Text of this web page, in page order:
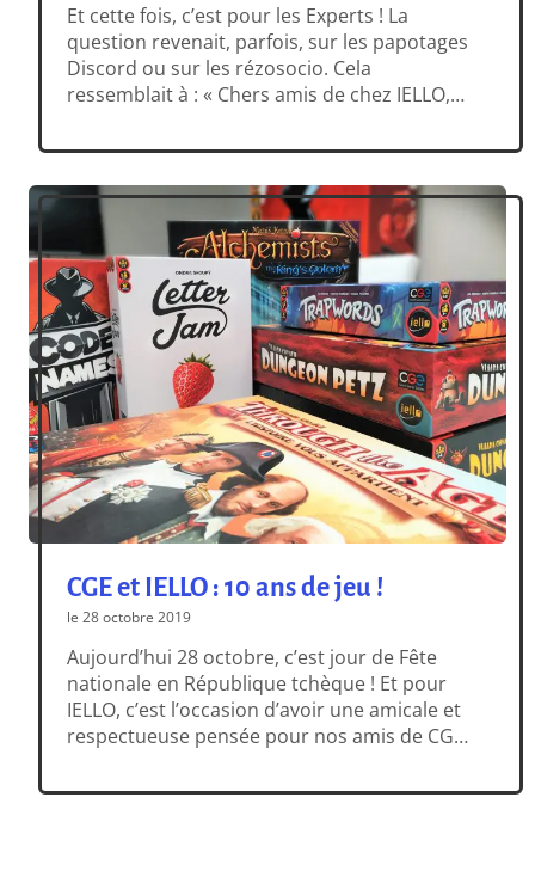
Et cette fois, c’est pour les Experts ! La
question revenait, parfois, sur les papotages
Discord ou sur les rézosocio. Cela
ressemblait à : « Chers amis de chez IELLO,
Space Alert. Je demande pour une amie »
plus : Space […]
CGE et IELLO : 10 ans de jeu !
le 28 octobre 2019
Aujourd’hui 28 octobre, c’est jour de Fête
nationale en République tchèque ! Et pour
IELLO, c’est l’occasion d’avoir une amicale et
respectueuse pensée pour nos amis de CGE,
collaborons depuis maintenant… dix ans !